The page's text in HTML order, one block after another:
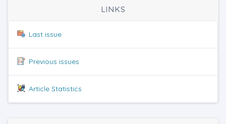
LINKS
Last issue
Previous issues
Article Statistics